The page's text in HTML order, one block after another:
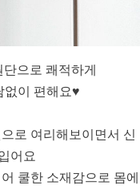
으로 쾌적하게
없이 편해요♥
로 여리해보이면서 신
어요
쿨한 소재감으로 몸에